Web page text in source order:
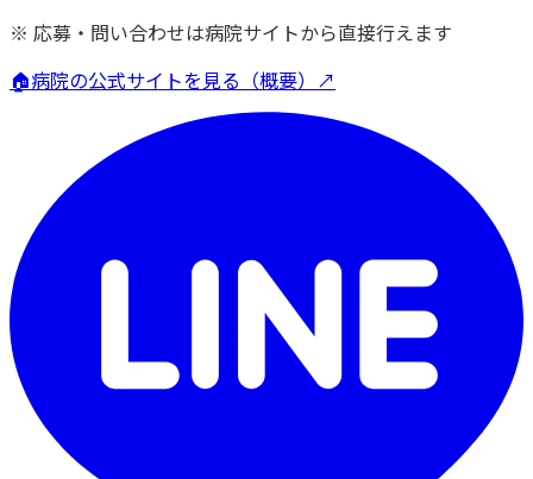
※ 応募・問い合わせは病院サイトから直接行えます
🏠病院の公式サイトを見る（概要）↗